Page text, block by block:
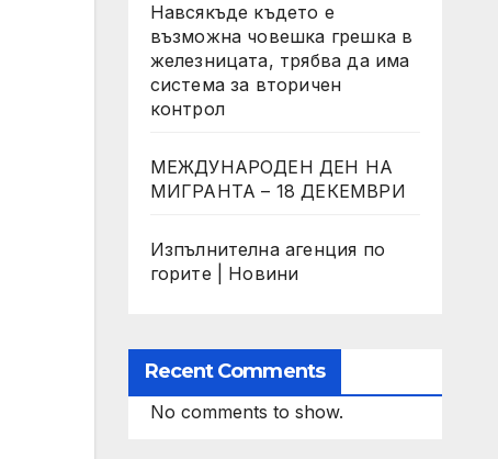
Навсякъде където е
възможна човешка грешка в
железницата, трябва да има
система за вторичен
контрол
МЕЖДУНАРОДЕН ДЕН НА
МИГРАНТА – 18 ДЕКЕМВРИ
Изпълнителна агенция по
горите | Новини
Recent Comments
No comments to show.